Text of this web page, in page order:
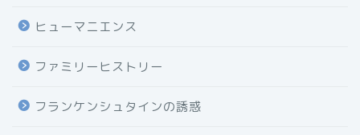
ヒューマニエンス
ファミリーヒストリー
フランケンシュタインの誘惑